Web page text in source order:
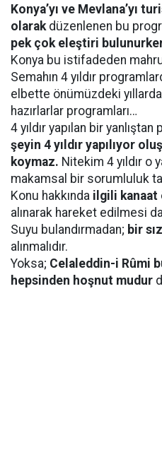
Konya’yı ve Mevlana’yı
olarakdüzenlenen bu
pek çok eleştiri
Konya bu istifadeden
Semahın 4 yıldır
elbette önümüzdeki
hazırlarlar programları…
4 yıldır yapılan bir
şeyin 4 yıldır yapılıyor
koymaz. Nitekim 4 yıldır o
makamsal bir sorumluluk
Konu hakkında ilgili
alınarak hareket edilmesi
Suyu bulandırmadan; bir
alınmalıdır.
Yoksa; Celaleddin-i Rûmi
hepsinden hoşnut mudur